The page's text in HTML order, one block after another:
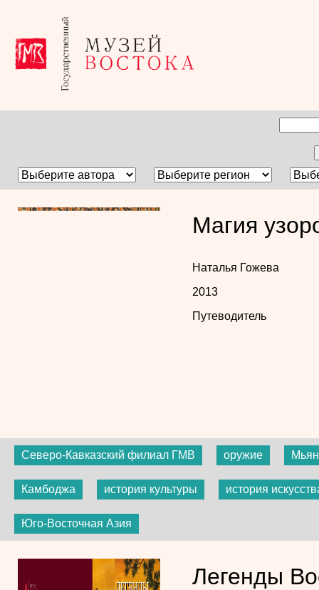
Магия
Наталья Гожева
2013
Путеводитель
Северо-Кавказский филиал ГМВ оружие
Камбоджа история культуры история
Юго-Восточная Азия
Легенды